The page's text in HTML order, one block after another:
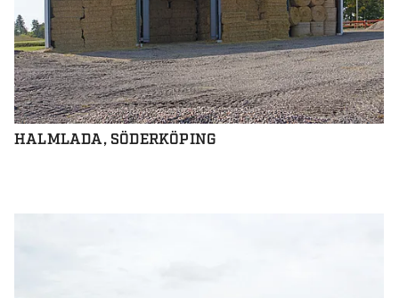
HALMLADA, SÖDERKÖPING